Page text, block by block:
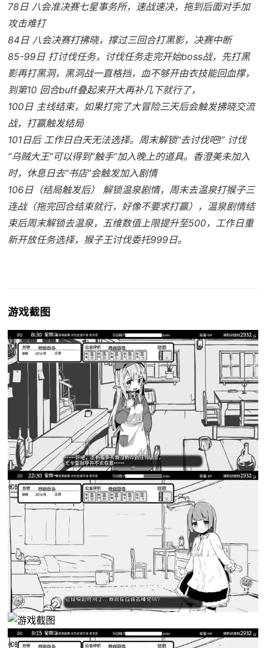
78日 八会准决赛七星事务所，速战速决，拖到后面对手加
攻击难打
84日 八会决赛打拂晓，撑过三回合打黑影，决赛中断
85-99日 打讨伐任务，讨伐任务走完开始boss战，先打黑
影再打黑洞，黑洞战一直格挡，血不够开由衣技能回血撑，
到第10 回合buff叠起来开大再补几下就行了，
100日 主线结束，如果打完了大冒险三天后会触发拂晓交流
战，打赢触发结局
101日后 工作日白天无法选择。周末解锁“去讨伐吧!” 讨伐
“乌贼大王”可以得到“触手”加入晚上的道具。香澄美未加入
时，休息日去“书店”会触发加入剧情
106日（结局触发后） 解锁温泉剧情，周末去温泉打猴子三
连战（拖完回合结束就行，好像不要求打赢），温泉剧情结
束后周末解锁去温泉，五维数值上限提升至500，工作日重
新开放任务选择，猴子王讨伐委托999日。
游戏截图